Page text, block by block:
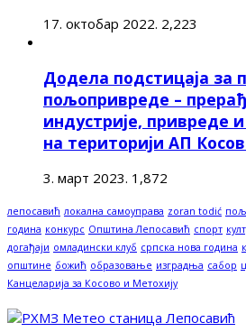
17. октобар 2022. 2,223
Додела подстицаја за
пољопривреде –
индустрије, привреде
на територији АП
3. март 2023. 1,872
лепосавић локална самоуправа zoran todić
година конкурс Општина Лепосавић спорт
догађаји омладински клуб српска нова година
општине божић образовање изградња сабор
Канцеларија за Косово и Метохију